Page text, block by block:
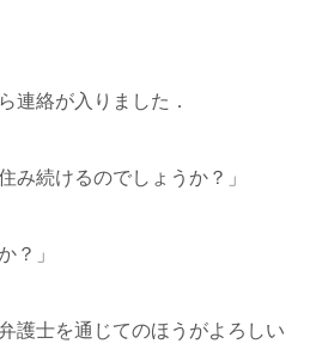
連絡が入りました．
み続けるのでしょうか？」
？」
護士を通じてのほうがよろしい